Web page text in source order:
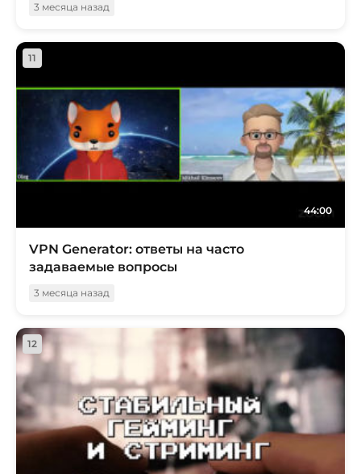
3 месяца назад
11
44:00
VPN Generator: ответы на часто
задаваемые вопросы
3 месяца назад
12